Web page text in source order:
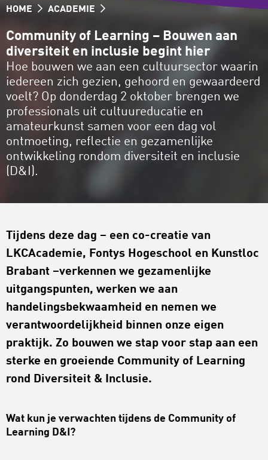
HOME ACADEMIE
Community of Learning – Bouwen aan
diversiteit en inclusie begint hier
Hoe bouwen we aan een cultuursector waarin
iedereen zich gezien, gehoord en gewaardeerd
voelt? Op donderdag 2 oktober brengen we
professionals uit cultuureducatie en
amateurkunst samen voor een dag vol
ontmoeting, reflectie en gezamenlijke
ontwikkeling rondom diversiteit en inclusie
(D&I).
Tijdens deze dag – een co-creatie van
LKCAcademie, Fontys Hogeschool en Kunstloc
Brabant –verkennen we gezamenlijke
uitgangspunten, werken we aan
handelingsbekwaamheid en nemen we
verantwoordelijkheid binnen onze eigen
praktijk. Zo bouwen we stap voor stap aan een
sterke en groeiende Community of Learning
rond Diversiteit & Inclusie.
Wat kun je verwachten tijdens de Community of
Learning D&I?